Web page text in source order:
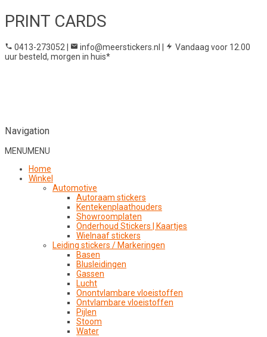
PRINT CARDS
0413-273052 | info@meerstickers.nl |
Vandaag voor 12.00
uur besteld, morgen in huis*
Navigation
MENUMENU
Home
Winkel
Automotive
Autoraam stickers
Kentekenplaathouders
Showroomplaten
Onderhoud Stickers | Kaartjes
Wielnaaf stickers
Leiding stickers / Markeringen
Basen
Blusleidingen
Gassen
Lucht
Onontvlambare vloeistoffen
Ontvlambare vloeistoffen
Pijlen
Stoom
Water